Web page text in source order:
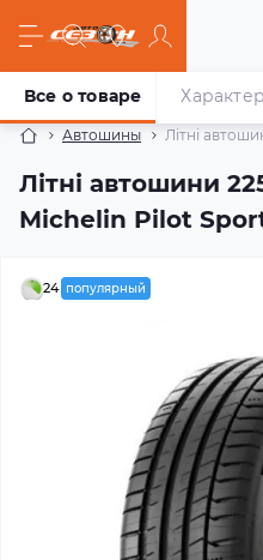
Автошины Літні
Літні автошини
Michelin Pilot
Все о товаре
24 популярный